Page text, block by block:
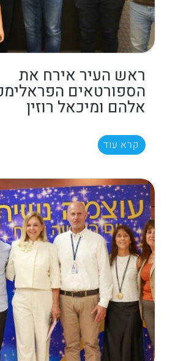
ראש העיר אירח את
הספורטאים
אלהם ומיכאל רוזין
קרא עוד